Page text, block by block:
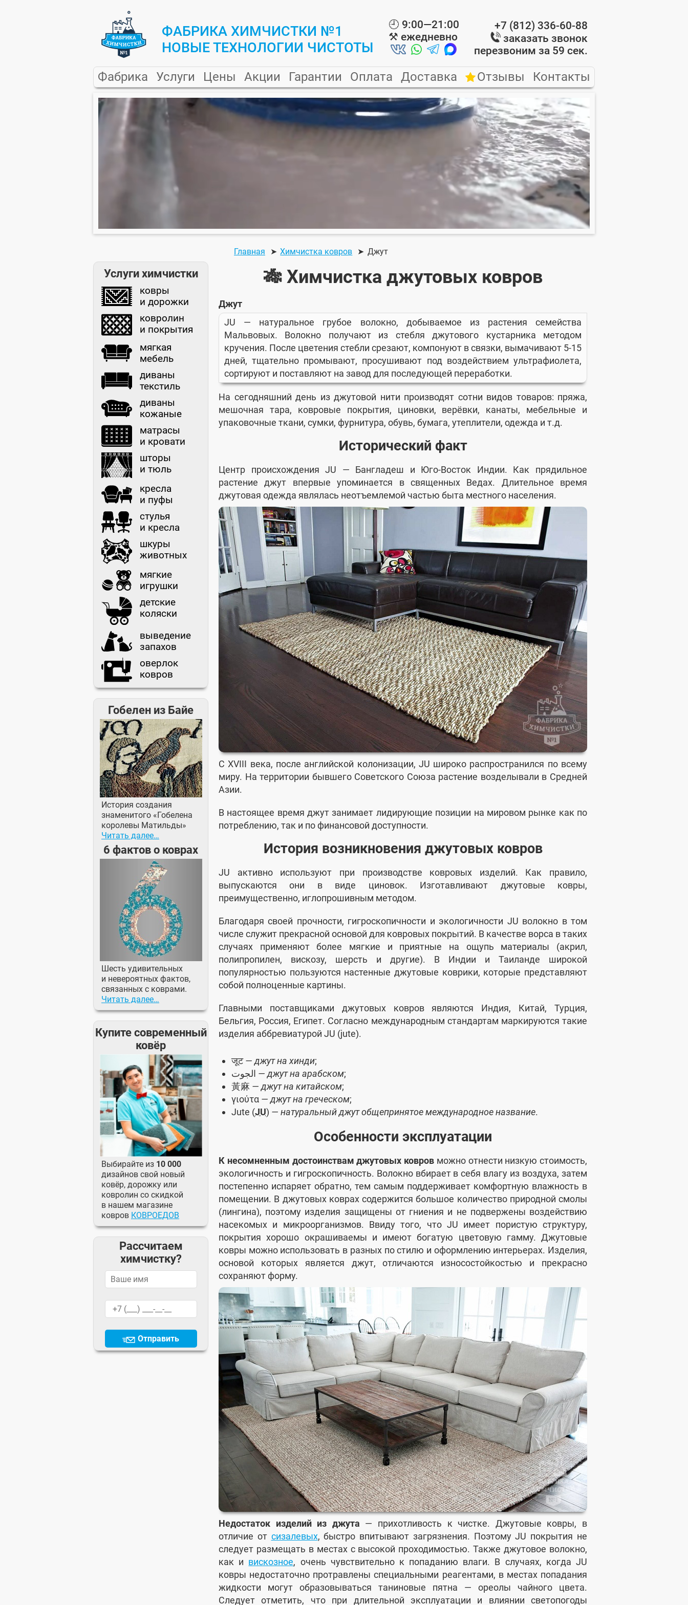
ФАБРИКА ХИМЧИСТКИ №1
НОВЫЕ ТЕХНОЛОГИИ ЧИСТОТЫ
🕘 9:00—21:00
⚒️ ежедневно
+7 (812) 336-60-88
заказать звонок
перезвоним за 59 сек.
Фабрика Услуги Цены Акции Гарантии Оплата Доставка Отзывы Контакты
Главная Химчистка ковров Джут
🎋 Химчистка джутовых ковров
Джут
JU — натуральное грубое волокно, добываемое из растения семейства
Мальвовых. Волокно получают из стебля джутового кустарника методом
кручения. После цветения стебли срезают, компонуют в связки, вымачивают 5-15
дней, тщательно промывают, просушивают под воздействием ультрафиолета,
сортируют и поставляют на завод для последующей переработки.
На сегодняшний день из джутовой нити производят сотни видов товаров: пряжа,
мешочная тара, ковровые покрытия, циновки, верёвки, канаты, мебельные и
упаковочные ткани, сумки, фурнитура, обувь, бумага, утеплители, одежда и т.д.
Исторический факт
Центр происхождения JU — Бангладеш и Юго-Восток Индии. Как прядильное
растение джут впервые упоминается в священных Ведах. Длительное время
джутовая одежда являлась неотъемлемой частью быта местного населения.
С XVIII века, после английской колонизации, JU широко распространился по всему
миру. На территории бывшего Советского Союза растение возделывали в Средней
Азии.
В настоящее время джут занимает лидирующие позиции на мировом рынке как по
потреблению, так и по финансовой доступности.
История возникновения джутовых ковров
JU активно используют при производстве ковровых изделий. Как правило,
выпускаются они в виде циновок. Изготавливают джутовые ковры,
преимущественно, иглопрошивным методом.
Благодаря своей прочности, гигроскопичности и экологичности JU волокно в том
числе служит прекрасной основой для ковровых покрытий. В качестве ворса в таких
случаях применяют более мягкие и приятные на ощупь материалы (акрил,
полипропилен, вискозу, шерсть и другие). В Индии и Таиланде широкой
популярностью пользуются настенные джутовые коврики, которые представляют
собой полноценные картины.
Главными поставщиками джутовых ковров являются Индия, Китай, Турция,
Бельгия, Россия, Египет. Согласно международным стандартам маркируются такие
изделия аббревиатурой JU (jute).
जूट— джут на хинди;
— джут на арабском;
黃麻 — джут на китайском;
γιούτα — джут на греческом;
Jute (JU) — натуральный джут общепринятое международное название.
Особенности эксплуатации
К несомненным достоинствам джутовых ковров можно отнести низкую стоимость,
экологичность и гигроскопичность. Волокно вбирает в себя влагу из воздуха, затем
постепенно испаряет обратно, тем самым поддерживает комфортную влажность в
помещении. В джутовых коврах содержится большое количество природной смолы
(лингина), поэтому изделия защищены от гниения и не подвержены воздействию
насекомых и микроорганизмов. Ввиду того, что JU имеет пористую структуру,
покрытия хорошо окрашиваемы и имеют богатую цветовую гамму. Джутовые
ковры можно использовать в разных по стилю и оформлению интерьерах. Изделия,
основой которых является джут, отличаются износостойкостью и прекрасно
сохраняют форму.
Недостаток изделий из джута — прихотливость к чистке. Джутовые ковры, в
отличие от сизалевых, быстро впитывают загрязнения. Поэтому JU покрытия не
следует размещать в местах с высокой проходимостью. Также джутовое волокно,
как и вискозное, очень чувствительно к попаданию влаги. В случаях, когда JU
ковры недостаточно протравлены специальными реагентами, в местах попадания
жидкости могут образовываться таниновые пятна — ореолы чайного цвета.
Следует отметить, что при длительной эксплуатации и влиянии светопогоды
Услуги химчистки
ковры
и дорожки
ковролин
и покрытия
мягкая
мебель
диваны
текстиль
диваны
кожаные
матрасы
и кровати
шторы
и тюль
кресла
и пуфы
стулья
и кресла
шкуры
животных
мягкие
игрушки
детские
коляски
выведение
запахов
оверлок
ковров
Гобелен из Байе
История создания
знаменитого «Гобелена
королевы Матильды»
Читать далее…
6 фактов о коврах
Шесть удивительных
и невероятных фактов,
связанных с коврами.
Читать далее…
Купите современный
ковёр
Выбирайте из 10 000
дизайнов свой новый
ковёр, дорожку или
ковролин со скидкой
в нашем магазине
ковров КОВРОЕДОВ
Рассчитаем
химчистку?
Отправить